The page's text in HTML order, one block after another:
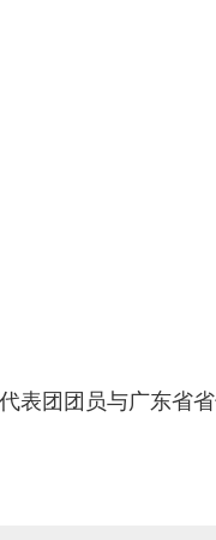
表团团员与广东省